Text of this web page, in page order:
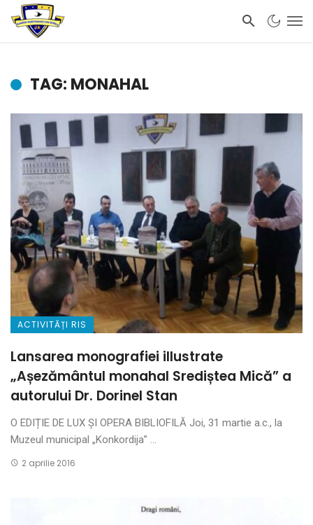
TAG: MONAHAL
ACTIVITĂȚI RIS
Lansarea monografiei illustrate
„Așezământul monahal Srediștea Mică” a
autorului Dr. Dorinel Stan
O EDIȚIE DE LUX ȘI OPERA BIBLIOFILĂ Joi, 31 martie a.c., la
Muzeul municipal „Konkordija” ...
2 aprilie 2016